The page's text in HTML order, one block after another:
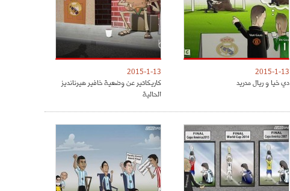
2015-1-13
دي خيا و ريال مدريد
2015-1-13
كاريكاتير عن وضعية خافير هيرنانديز
الحالية